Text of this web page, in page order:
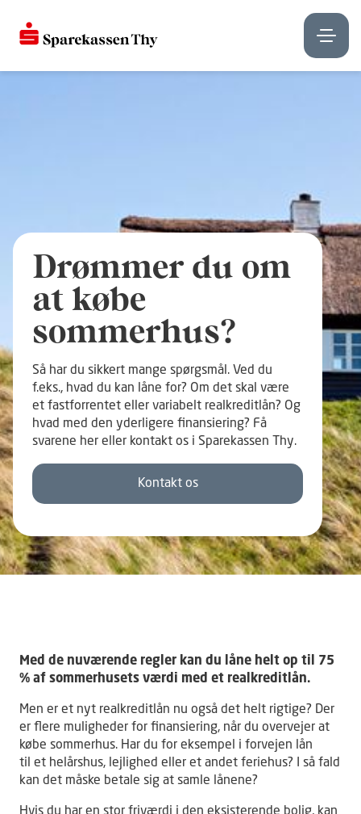
Drømmer du om
at købe
sommerhus?
Så har du sikkert mange spørgsmål. Ved du
f.eks., hvad du kan låne for? Om det skal være
et fastforrentet eller variabelt realkreditlån? Og
hvad med den yderligere finansiering? Få
svarene her eller kontakt os i Sparekassen Thy.
Kontakt os
Med de nuværende regler kan du låne helt op til 75
% af sommerhusets værdi med et realkreditlån.
Men er et nyt realkreditlån nu også det helt rigtige? Der
er flere muligheder for finansiering, når du overvejer at
købe sommerhus. Har du for eksempel i forvejen lån
til et helårshus, lejlighed eller et andet feriehus? I så fald
kan det måske betale sig at samle lånene?
Hvis du har en stor friværdi i den eksisterende bolig, kan